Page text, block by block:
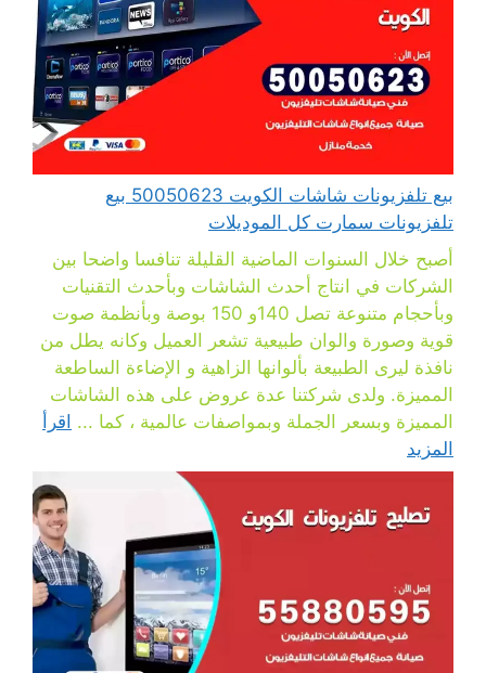
بيع تلفزيونات شاشات الكويت 50050623 بيع
تلفزيونات سمارت كل الموديلات
أصبح خلال السنوات الماضية القليلة تنافسا واضحا بين
الشركات في انتاج أحدث الشاشات وبأحدث التقنيات
وبأحجام متنوعة تصل 140و 150 بوصة وبأنظمة صوت
قوية وصورة والوان طبيعية تشعر العميل وكانه يطل من
نافذة ليرى الطبيعة بألوانها الزاهية و الإضاءة الساطعة
المميزة. ولدى شركتنا عدة عروض على هذه الشاشات
المميزة وبسعر الجملة وبمواصفات عالمية ، كما ... اقرأ
المزيد